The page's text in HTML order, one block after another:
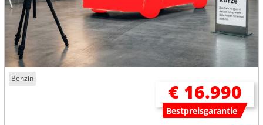
Benzin
€ 16.990
Bestpreisgarantie